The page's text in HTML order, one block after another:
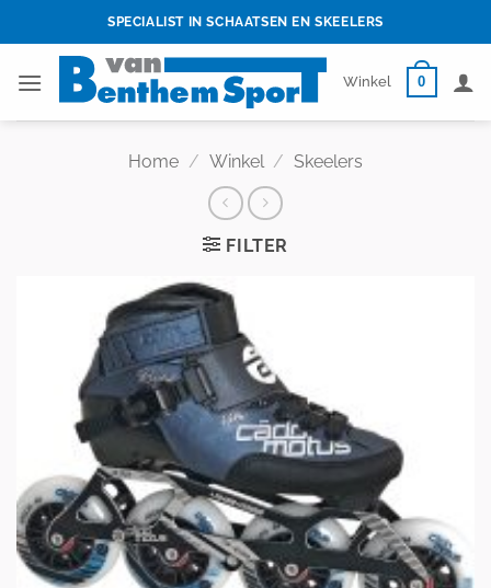
to
SPECIALIST IN SCHAATSEN EN SKEELERS
Winkel 0
Home / Winkel / Skeelers
FILTER